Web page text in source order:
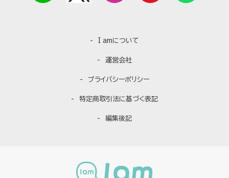
I amについて
運営会社
プライバシーポリシー
特定商取引法に基づく表記
編集後記